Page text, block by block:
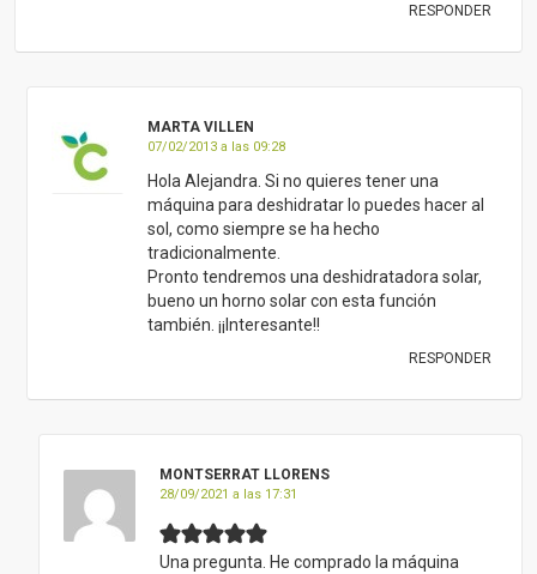
RESPONDER
MARTA VILLEN
07/02/2013 a las 09:28
Hola Alejandra. Si no quieres tener una
máquina para deshidratar lo puedes hacer al
sol, como siempre se ha hecho
tradicionalmente.
Pronto tendremos una deshidratadora solar,
bueno un horno solar con esta función
también. ¡¡Interesante!!
RESPONDER
MONTSERRAT LLORENS
28/09/2021 a las 17:31
Una pregunta. He comprado la máquina